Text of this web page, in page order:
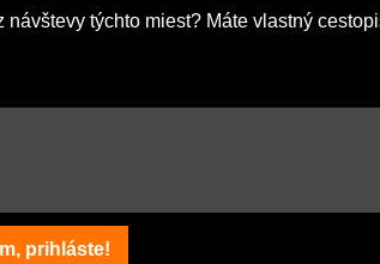
týchto miest? Máte vlastný
prihláste!